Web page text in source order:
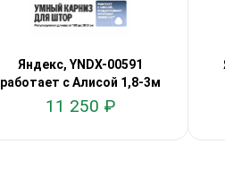
Яндекс, YNDX-00591
работает с Алисой 1,8-3м
11 250 ₽